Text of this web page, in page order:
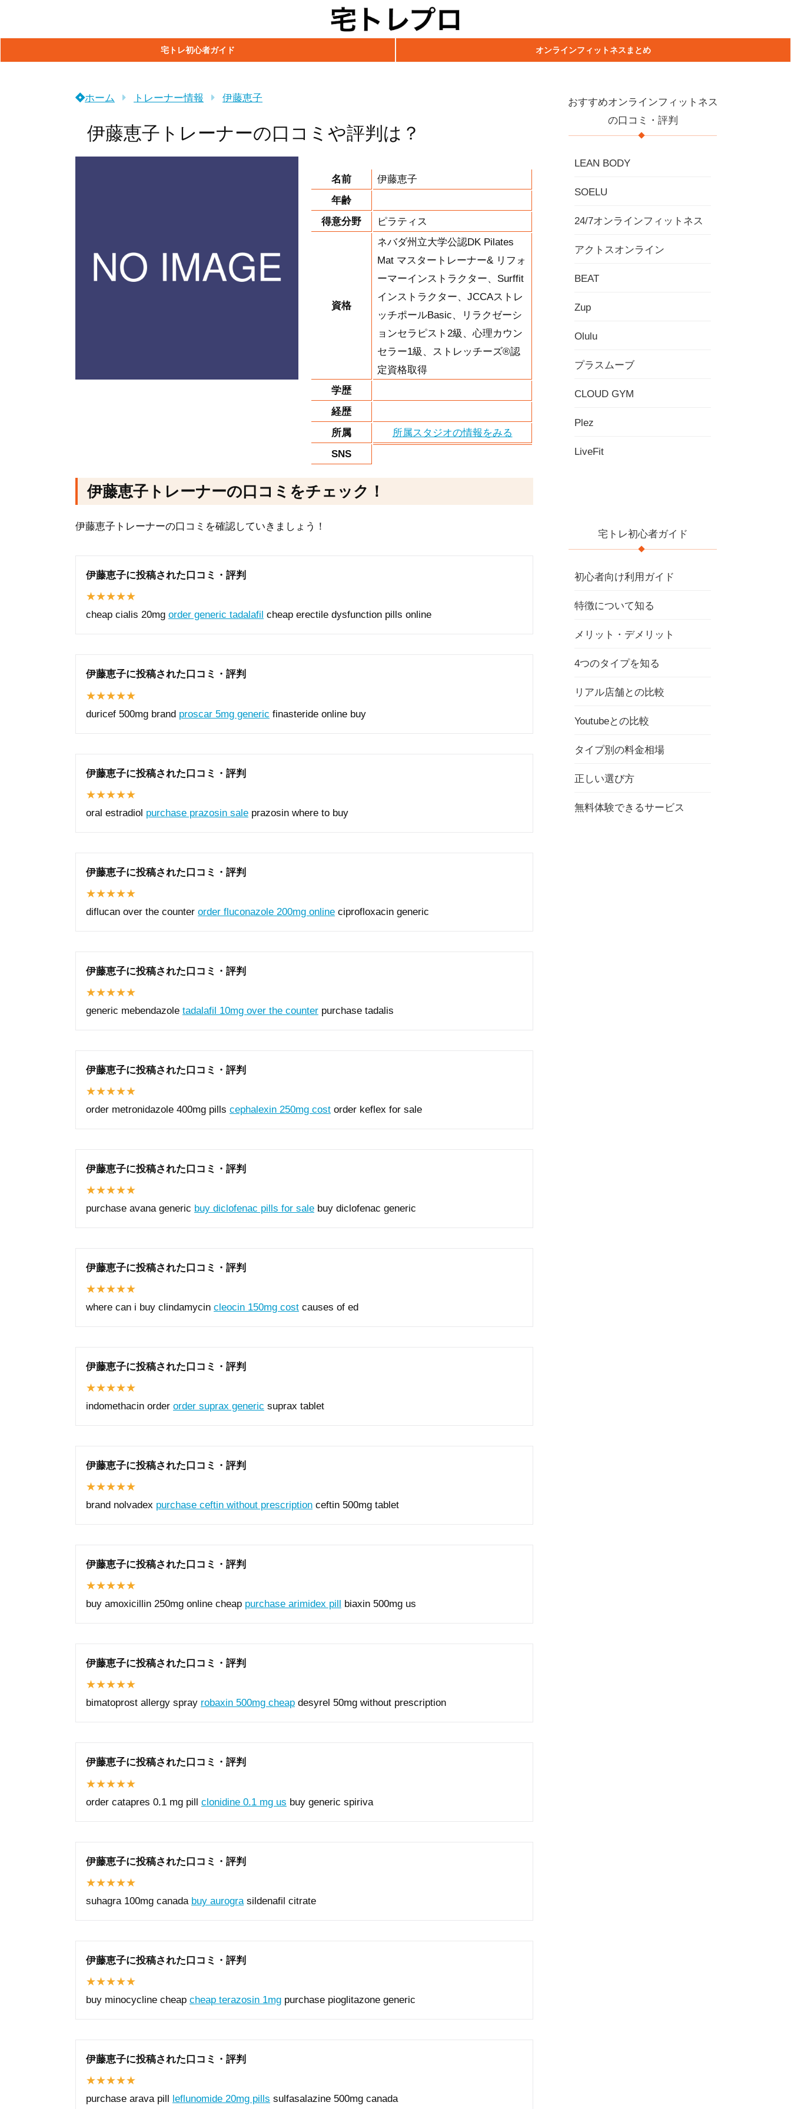
宅トレ初心者ガイド オンラインフィットネスまとめ
ホーム トレーナー情報 伊藤恵子
伊藤恵子トレーナーの口コミや評判は？
名前
伊藤恵子
年齢
得意分野
ピラティス
資格
ネバダ州立大学公認DK Pilates
Mat マスタートレーナー& リフォ
ーマーインストラクター、Surffit
インストラクター、JCCAストレ
ッチポールBasic、リラクゼーシ
ョンセラピスト2級、心理カウン
セラー1級、ストレッチーズ®認
定資格取得
学歴
経歴
所属
所属スタジオの情報をみる
SNS
伊藤恵子トレーナーの口コミをチェック！
伊藤恵子トレーナーの口コミを確認していきましょう！
伊藤恵子に投稿された口コミ・評判
cheap cialis 20mg order generic tadalafil cheap erectile dysfunction pills online
伊藤恵子に投稿された口コミ・評判
duricef 500mg brand proscar 5mg generic finasteride online buy
伊藤恵子に投稿された口コミ・評判
oral estradiol purchase prazosin sale prazosin where to buy
伊藤恵子に投稿された口コミ・評判
diflucan over the counter order fluconazole 200mg online ciprofloxacin generic
伊藤恵子に投稿された口コミ・評判
generic mebendazole tadalafil 10mg over the counter purchase tadalis
伊藤恵子に投稿された口コミ・評判
order metronidazole 400mg pills cephalexin 250mg cost order keflex for sale
伊藤恵子に投稿された口コミ・評判
purchase avana generic buy diclofenac pills for sale buy diclofenac generic
伊藤恵子に投稿された口コミ・評判
where can i buy clindamycin cleocin 150mg cost causes of ed
伊藤恵子に投稿された口コミ・評判
indomethacin order order suprax generic suprax tablet
伊藤恵子に投稿された口コミ・評判
brand nolvadex purchase ceftin without prescription ceftin 500mg tablet
伊藤恵子に投稿された口コミ・評判
buy amoxicillin 250mg online cheap purchase arimidex pill biaxin 500mg us
伊藤恵子に投稿された口コミ・評判
bimatoprost allergy spray robaxin 500mg cheap desyrel 50mg without prescription
伊藤恵子に投稿された口コミ・評判
order catapres 0.1 mg pill clonidine 0.1 mg us buy generic spiriva
伊藤恵子に投稿された口コミ・評判
suhagra 100mg canada buy aurogra sildenafil citrate
伊藤恵子に投稿された口コミ・評判
buy minocycline cheap cheap terazosin 1mg purchase pioglitazone generic
伊藤恵子に投稿された口コミ・評判
purchase arava pill leflunomide 20mg pills sulfasalazine 500mg canada
おすすめオンラインフィットネス
の口コミ・評判
LEAN BODY
SOELU
24/7オンラインフィットネス
アクトスオンライン
BEAT
Zup
Olulu
プラスムーブ
CLOUD GYM
Plez
LiveFit
宅トレ初心者ガイド
初心者向け利用ガイド
特徴について知る
メリット・デメリット
4つのタイプを知る
リアル店舗との比較
Youtubeとの比較
タイプ別の料金相場
正しい選び方
無料体験できるサービス